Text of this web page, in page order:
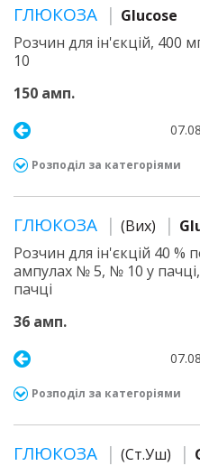
ГЛЮКОЗА
Glucose
Розчин для ін'єкцій, 400
10
150 амп.
Розподіл за категоріями
ГЛЮКОЗА (Вих)
Розчин для ін'єкцій 40 %
ампулах № 5, № 10 у
пачці
36 амп.
Розподіл за категоріями
ГЛЮКОЗА (Ст.Уш)